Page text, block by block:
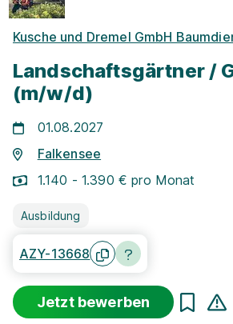
Kusche und Dremel GmbH
Landschaftsgärtner /
(m/w/d)
01.08.2027
Falkensee
1.140 - 1.390 € pro Monat
Ausbildung
AZY-13668
Jetzt bewerben